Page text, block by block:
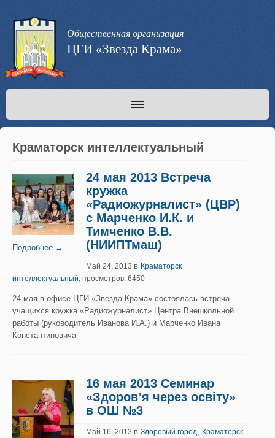
Общественная организация
ЦГИ «Звезда Крама»
Краматорск интеллектуальный
Подробнее →
24 мая 2013 Встреча
кружка
«Радиожурналист» (ЦВР)
с Марченко И.К. и
Тимченко В.В.
(НИИПТмаш)
Май 24, 2013 в Краматорск
интеллектуальный, просмотров: 6450
24 мая в офисе ЦГИ «Звезда Крама» состоялась встреча
учащихся кружка «Радиожурналист» Центра Внешкольной
работы (руководитель Иванова И.А.) и Марченко Ивана
Константиновича
16 мая 2013 Семинар
«Здоров’я через освiту»
в ОШ №3
Май 16, 2013 в Здоровый город, Краматорск